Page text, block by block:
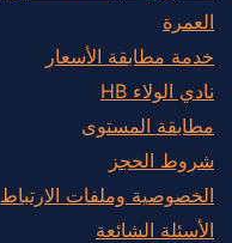
العمرة
خدمة مطابقة الأسعار
نادي الولاء HB
مطابقة المستوى
شروط الحجز
الخصوصية وملفات الارتباط
الأسئلة الشائعة